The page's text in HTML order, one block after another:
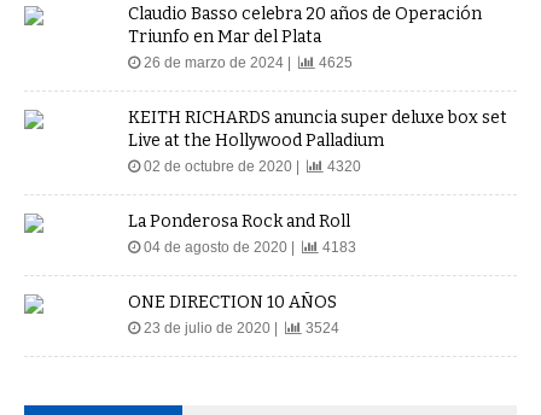
Claudio Basso celebra 20 años de Operación
Triunfo en Mar del Plata
26 de marzo de 2024 | 4625
KEITH RICHARDS anuncia super deluxe box set
Live at the Hollywood Palladium
02 de octubre de 2020 | 4320
La Ponderosa Rock and Roll
04 de agosto de 2020 | 4183
ONE DIRECTION 10 AÑOS
23 de julio de 2020 | 3524